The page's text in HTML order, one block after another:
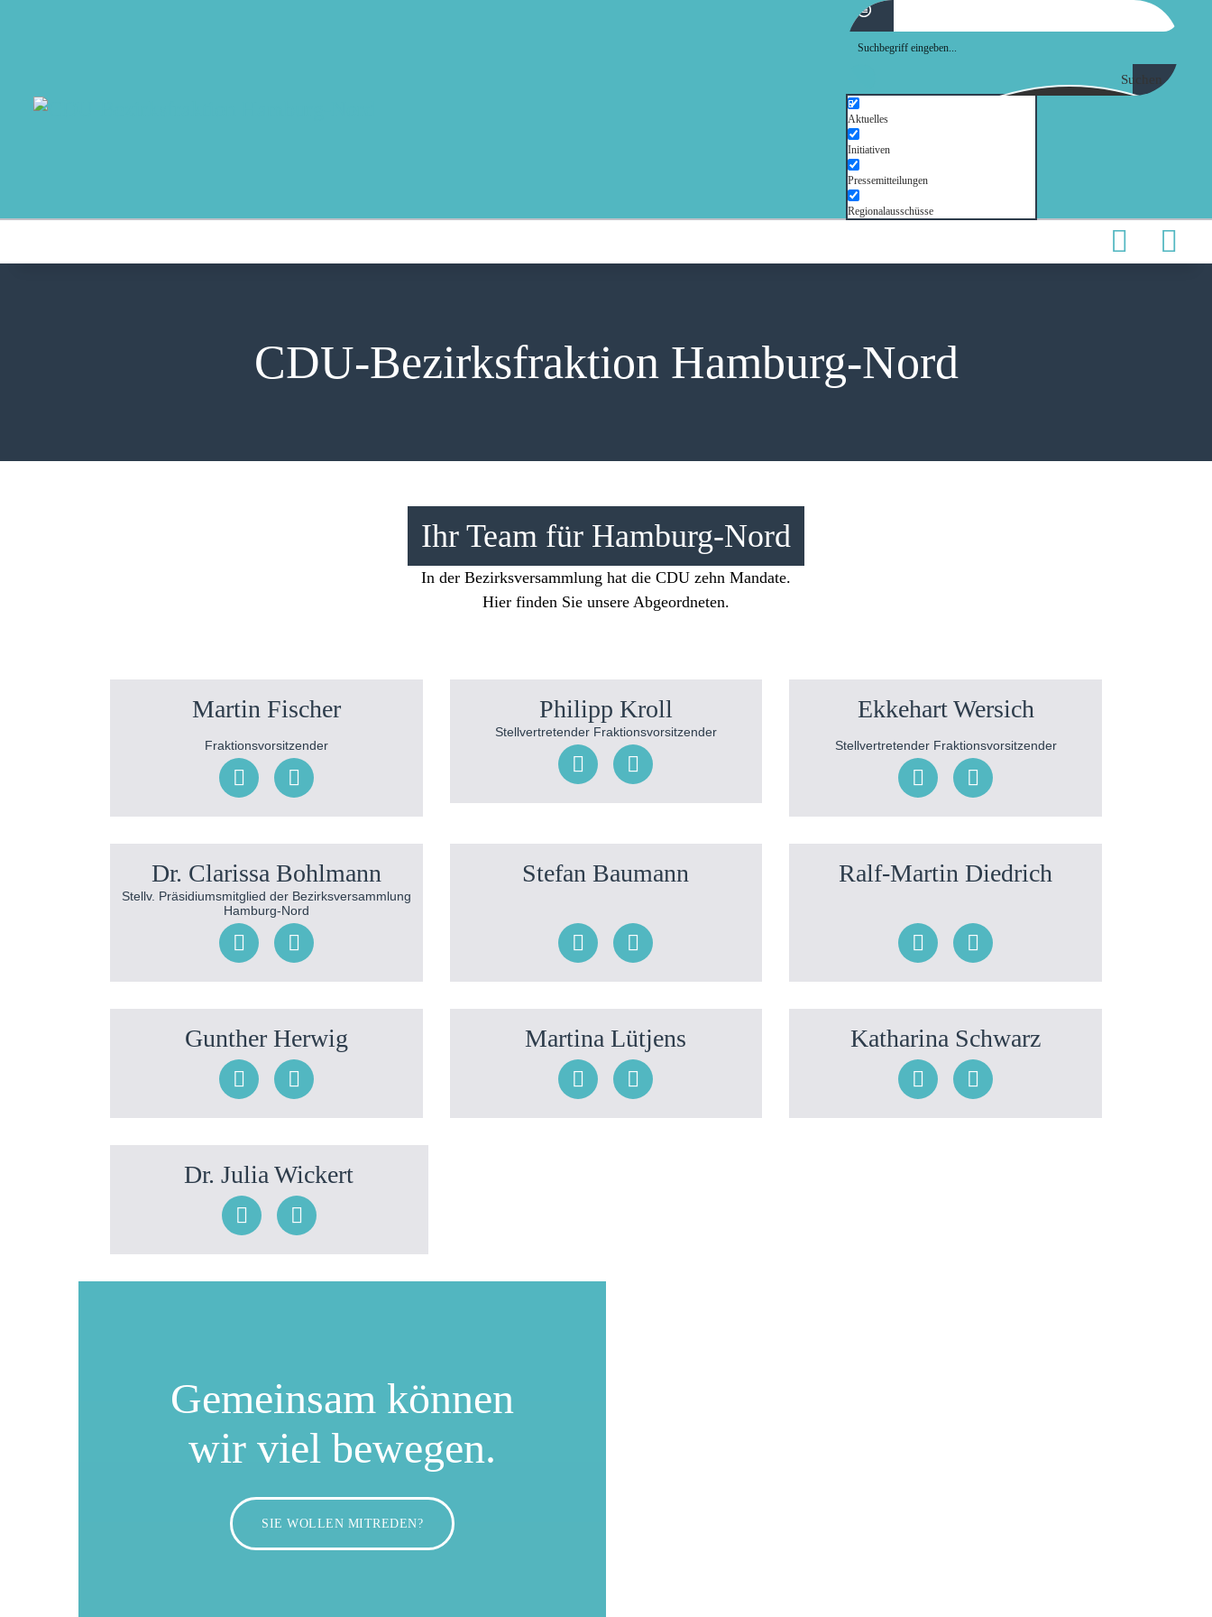
Suchen
Aktuelles
Initiativen
Pressemitteilungen
Regionalausschüsse
CDU-Bezirksfraktion Hamburg-Nord
PRESSE
Ihr Team für Hamburg-Nord
In der Bezirksversammlung hat die CDU zehn Mandate.
Hier finden Sie unsere Abgeordneten.
Martin Fischer
Fraktionsvorsitzender
Philipp Kroll
Stellvertretender Fraktionsvorsitzender
Ekkehart Wersich
Stellvertretender Fraktionsvorsitzender
Dr. Clarissa Bohlmann
Stellv. Präsidiumsmitglied der Bezirksversammlung
Hamburg-Nord
Stefan Baumann Ralf-Martin Diedrich
Gunther Herwig Martina Lütjens Katharina Schwarz
Dr. Julia Wickert
Gemeinsam können
wir viel bewegen.
SIE WOLLEN MITREDEN?